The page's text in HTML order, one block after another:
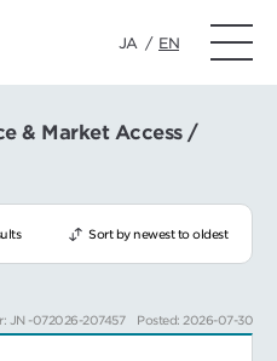
JA / EN
& Market Access /
Sort by newest to oldest
JN -072026-207457 Posted: 2026-07-30